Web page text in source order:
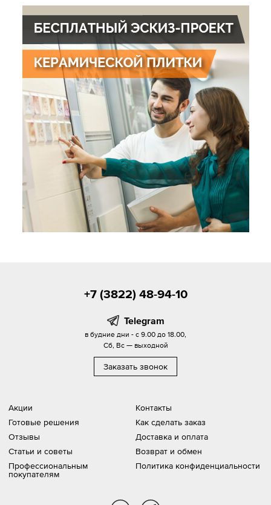
Акции
Готовые решения
Отзывы
Статьи и советы
Профессиональным
покупателям
Контакты
Как сделать заказ
Доставка и оплата
Возврат и обмен
Политика конфиденциальности
+7 (3822) 48-94-10
Telegram
в будние дни - с 9.00 до 18.00,
Сб, Вс — выходной
Заказать звонок